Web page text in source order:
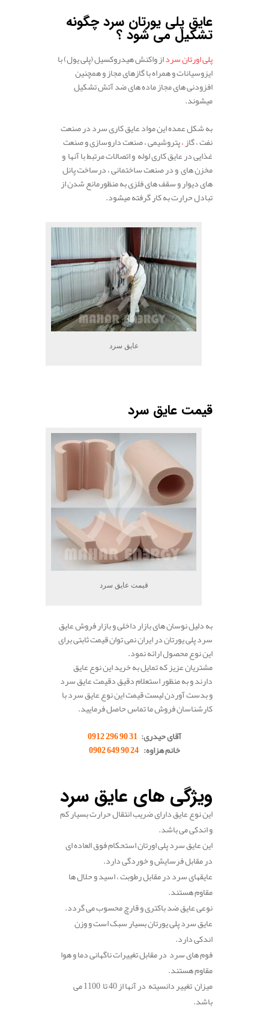
عایق پلی یورتان سرد چگونه
تشکیل می شود ؟
پلی اورتان سرداز واکنش هیدروکسیل (پلی یول) با
ایزوسیانات و همراه با گازهای مجاز و همچنین
افزودنی های مجاز ماده های ضد آتش تشکیل
میشوند.
به شکل عمده این مواد عایق کاری سرد در صنعت
نفت ، گاز،پتروشیمی ، صنعت داروسازی و صنعت
غذایی در عایق کاری لوله و اتصالات مرتبط با آنها و
مخزن های و در صنعت ساختمانی ، درساخت پانل
های دیوار و سقف های فلزی به منظورمانع شدن از
تبادل حرارت به کار گرفته میشود.
عایق سرد
قیمت عایق سرد
قیمت عایق سرد
به دلیل نوسان های بازار داخلی و بازار فروش عایق
سرد پلی یورتان در ایران نمی توان قیمت ثابتی برای
این نوع محصول ارائه نمود.
مشتریان عزیز که تمایل به خرید این نوع عایق
دارند و به منظور استعلام دقیق دقیمت عایق سرد
و بدست آوردن لیست قیمت این نوع عایق سرد با
کارشناسان فروش ما تماس حاصل فرمایید.
آقای حیدری: 31 90 296 0912
خانم هزاوه: 24 90 649 0902
ویژگی های عایق سرد
این نوع عایق دارای ضریب انتقال حرارت بسیار کم
و اندکی می باشد.
این عایق سرد پلی اورتان استحکام فوق العاده ای
در مقابل فرسایش و خوردگی دارد.
عایقهای سرد در مقابل رطوبت ، اسید و حلال ها
مقاوم هستند.
نوعی عایق ضد باکتری و قارچ محسوب می گردد.
عایق سرد پلی یورتان بسیار سبک است و وزن
اندکی دارد.
فوم های سرد در مقابل تغییرات ناگهانی دما و هوا
مقاوم هستند.
میزان تغییر دانسیته در آنها از 40 تا 1100 می
باشد.